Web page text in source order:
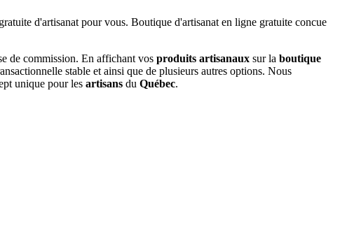
de commission. En affichant vos produits artisanaux sur la boutique
stable et ainsi que de plusieurs autres options. Nous
unique pour les artisans du Québec.